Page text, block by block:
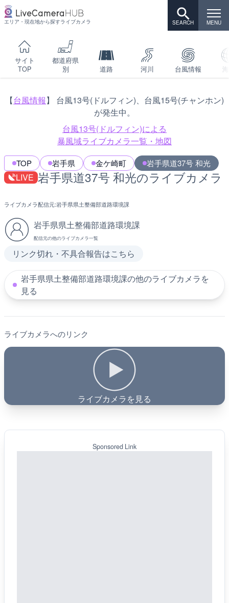
エリア・現在地から探すライブカメラ
サイト
TOP
都道府県
別
道路 河川 台風情報
【台風情報】 台風13号(ドルフィン)、台風15号(チャンホン)
が発生中。
台風13号(ドルフィン)による
暴風域ライブカメラ一覧・地図
TOP 岩手県 金ケ崎町 岩手県道37号 和光
LIVE 岩手県道37号 和光のライブカメラ
ライブカメラ配信元:岩手県県土整備部道路環境課
岩手県県土整備部道路環境課
配信元の他のライブカメラ一覧
リンク切れ・不具合報告はこちら
岩手県県土整備部道路環境課の他のライブカメラを
見る
ライブカメラへのリンク
ライブカメラを見る
Sponsored Link